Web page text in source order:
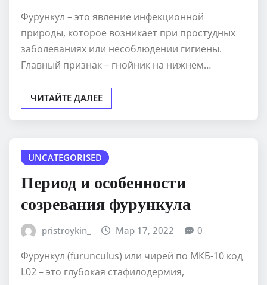
Фурункул – это явление инфекционной
природы, которое возникает при простудных
заболеваниях или несоблюдении гигиены.
Главный признак – гнойник на нижнем…
ЧИТАЙТЕ ДАЛЕЕ
UNCATEGORISED
Период и особенности
созревания фурункула
pristroykin_ Мар 17, 2022 0
Фурункул (furunculus) или чирей по МКБ-10 код
L02 – это глубокая стафилодермия,